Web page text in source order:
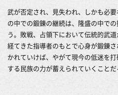
武が否定され、見失われ、しかも必
の中での鍛錬の継続は、隆盛の中で
う。敗戦、占領下において伝統的武
経てきた指導者のもとで心身が鍛錬
かれていけば、やがて現今の低迷を
する民族の力が蓄えられていくことだ